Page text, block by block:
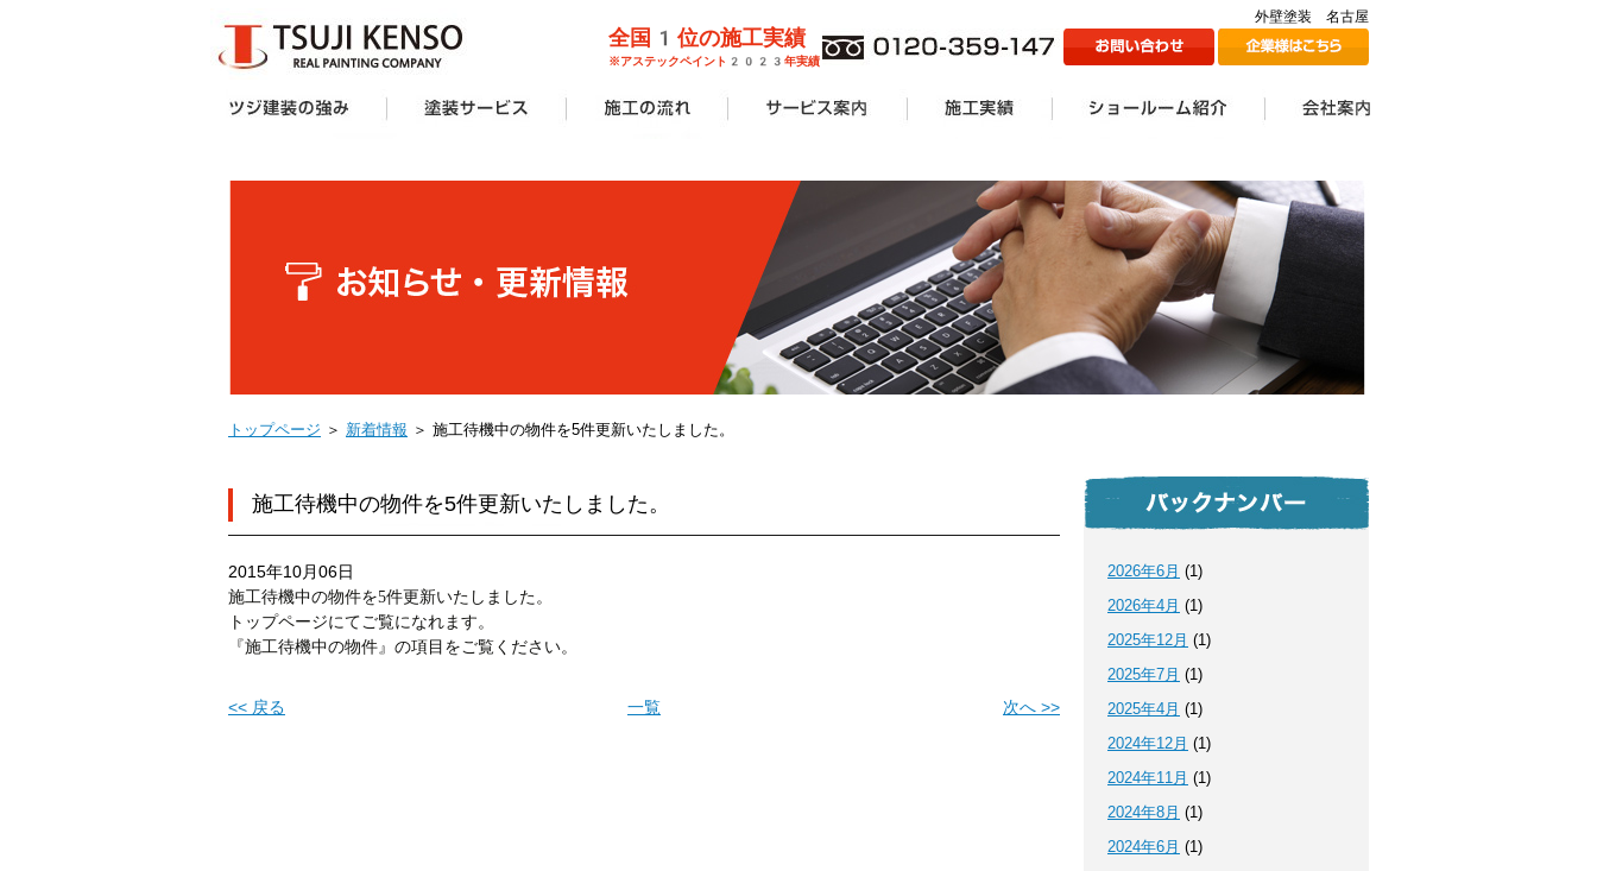
外壁塗装 名古屋
全国1位の施工実績
※アステックペイント2023年実績
トップページ ＞ 新着情報 ＞ 施工待機中の物件を5件更新いたしました。
施工待機中の物件を5件更新いたしました。
2015年10月06日
施工待機中の物件を5件更新いたしました。
トップページにてご覧になれます。
『施工待機中の物件』の項目をご覧ください。
<< 戻る 一覧 次へ >>
2026年6月 (1)
2026年4月 (1)
2025年12月 (1)
2025年7月 (1)
2025年4月 (1)
2024年12月 (1)
2024年11月 (1)
2024年8月 (1)
2024年6月 (1)